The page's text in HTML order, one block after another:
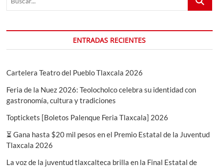
DIPUTADOS
POR
PRI
ENTRADAS RECIENTES
Cartelera Teatro del Pueblo Tlaxcala 2026
Feria de la Nuez 2026: Teolocholco celebra su identidad con
gastronomía, cultura y tradiciones
Toptickets [Boletos Palenque Feria Tlaxcala] 2026
⏳ Gana hasta $20 mil pesos en el Premio Estatal de la Juventud
Tlaxcala 2026
La voz de la juventud tlaxcalteca brilla en la Final Estatal de